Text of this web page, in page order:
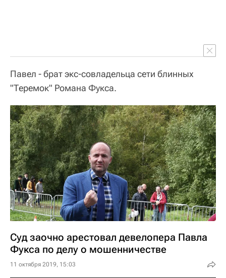
Павел - брат экс-совладельца сети блинных
"Теремок" Романа Фукса.
Суд заочно арестовал девелопера Павла
Фукса по делу о мошенничестве
11 октября 2019, 15:03